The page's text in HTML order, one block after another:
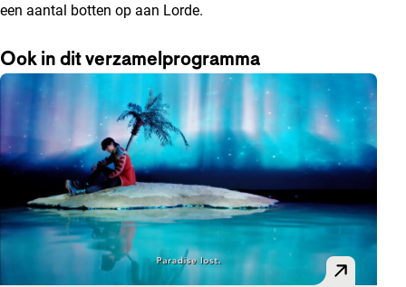
een aantal botten op aan Lorde.
Ook in dit verzamelprogramma